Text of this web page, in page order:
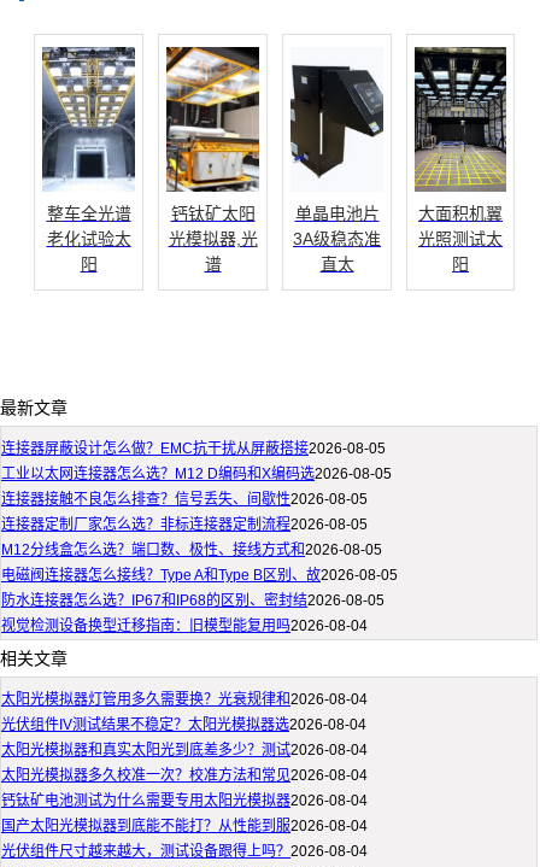
整车全光谱
老化试验太
阳
钙钛矿太阳
光模拟器,光
谱
单晶电池片
3A级稳态准
直太
大面积机翼
光照测试太
阳
最新文章
连接器屏蔽设计怎么做？EMC抗干扰从屏蔽搭接2026-08-05
工业以太网连接器怎么选？M12 D编码和X编码选2026-08-05
连接器接触不良怎么排查？信号丢失、间歇性2026-08-05
连接器定制厂家怎么选？非标连接器定制流程2026-08-05
M12分线盒怎么选？端口数、极性、接线方式和2026-08-05
电磁阀连接器怎么接线？Type A和Type B区别、故2026-08-05
防水连接器怎么选？IP67和IP68的区别、密封结2026-08-05
视觉检测设备换型迁移指南：旧模型能复用吗2026-08-04
相关文章
太阳光模拟器灯管用多久需要换？光衰规律和2026-08-04
光伏组件IV测试结果不稳定？太阳光模拟器选2026-08-04
太阳光模拟器和真实太阳光到底差多少？测试2026-08-04
太阳光模拟器多久校准一次？校准方法和常见2026-08-04
钙钛矿电池测试为什么需要专用太阳光模拟器2026-08-04
国产太阳光模拟器到底能不能打？从性能到服2026-08-04
光伏组件尺寸越来越大，测试设备跟得上吗？ 2026-08-04